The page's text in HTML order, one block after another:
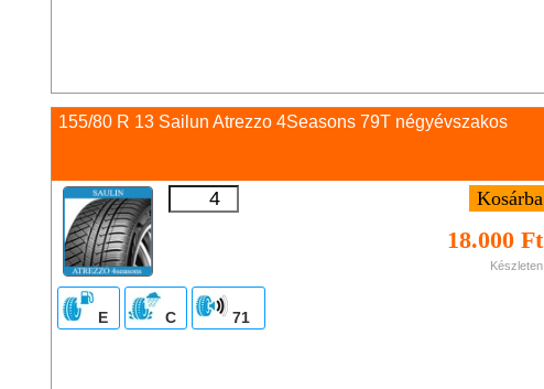
155/80 R 13 Sailun Atrezzo 4Seasons 79T négyévszakos
18.000 Ft
Készleten
E C 71